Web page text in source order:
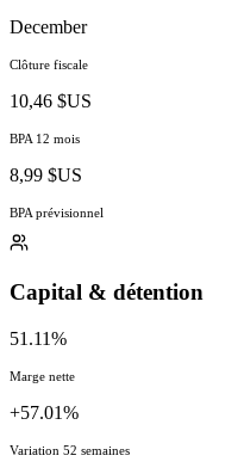
December
Clôture fiscale
10,46 $US
BPA 12 mois
8,99 $US
BPA prévisionnel
Capital & détention
51.11%
Marge nette
+57.01%
Variation 52 semaines